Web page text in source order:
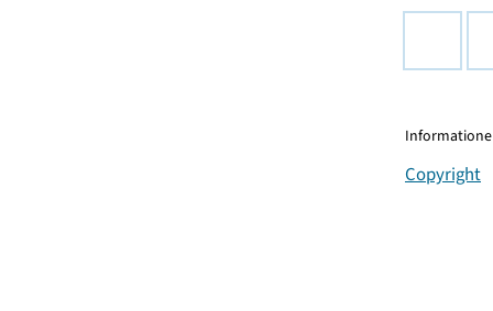
Copyright